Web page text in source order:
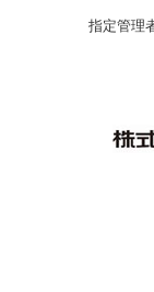
伊丹市総合体
なわとびイベ
指定管理